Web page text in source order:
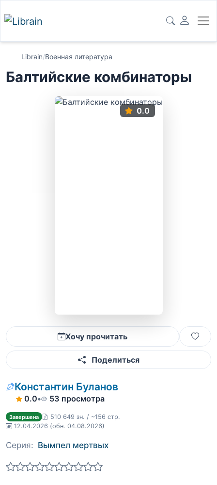
Librain/Военная литература
Балтийские комбинаторы
0.0
Хочу прочитать
Поделиться
Константин Буланов
0.0• 53 просмотра
Завершена
510 649 зн. / ~156 стр.
12.04.2026 (обн. 04.08.2026)
Серия: Вымпел мертвых